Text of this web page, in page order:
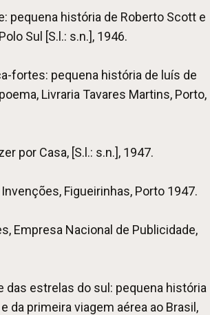
pequena história de Roberto Scott e
Sul [S.l.: s.n.], 1946.
fortes: pequena história de luís de
Livraria Tavares Martins, Porto,
por Casa, [S.l.: s.n.], 1947.
Figueirinhas, Porto 1947.
Empresa Nacional de Publicidade,
das estrelas do sul: pequena história
da primeira viagem aérea ao Brasil,